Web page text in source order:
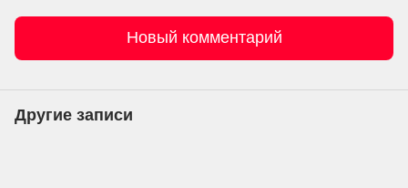
Новый комментарий
Другие записи